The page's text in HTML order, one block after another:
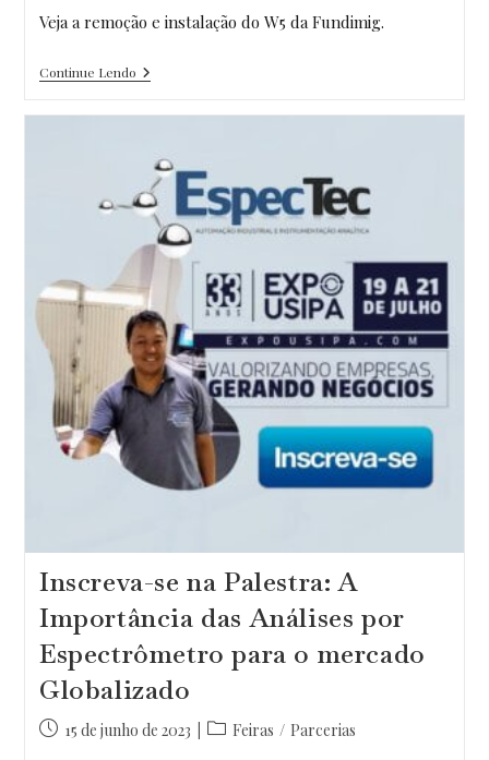
post:
Veja a remoção e instalação do W5 da Fundimig.
Continue LendoRemoção
Do
Unidade
04
Da
FUNDIMIG
Inscreva-se na Palestra: A
Importância das Análises por
Espectrômetro para o mercado
Globalizado
Post15 de junho de 2023
Categoria
Feiras / Parcerias